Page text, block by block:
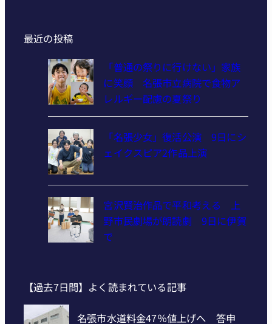
最近の投稿
「普通の祭りに行けない」家族
に笑顔 名張市立病院で食物ア
レルギー配慮の夏祭り
「名張少女」復活公演 9日にシ
ェイクスピア2作品上演
宮沢賢治作品で平和考える 上
野市民劇場が朗読劇 9日に伊賀
で
【過去7日間】よく読まれている記事